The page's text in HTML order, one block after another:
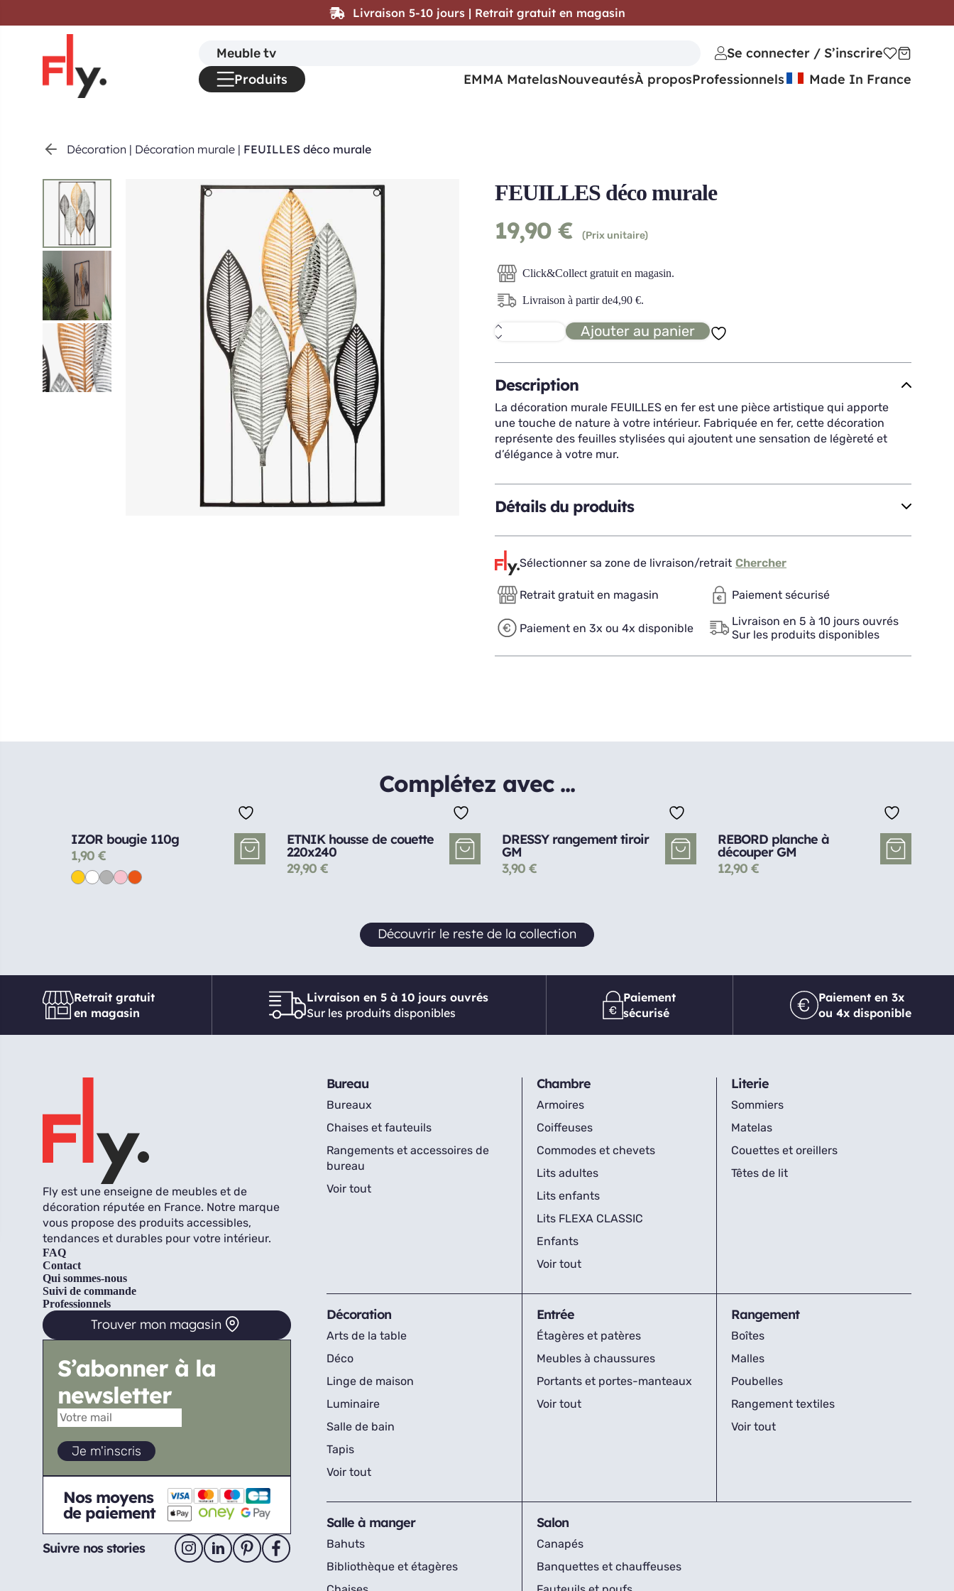
Décoration | Décoration murale | FEUILLES déco murale
FEUILLES déco murale
19,90 € (Prix unitaire)
Click&Collect gratuit en magasin.
Livraison à partir de4,90 €.
quantité
de
déco
murale
Ajouter au panier
Description
La décoration murale FEUILLES en fer est une pièce artistique qui apporte
une touche de nature à votre intérieur. Fabriquée en fer, cette décoration
représente des feuilles stylisées qui ajoutent une sensation de légèreté et
d’élégance à votre mur.
Détails du produits
Sélectionner sa zone de livraison/retrait Chercher
Retrait gratuit en magasin Paiement sécurisé
Paiement en 3x ou 4x disponible
Livraison en 5 à 10 jours ouvrés
Sur les produits disponibles
Complétez avec ...
IZOR bougie 110g
1,90 €
ETNIK housse de couette
220x240
29,90 €
DRESSY rangement tiroir
GM
3,90 €
REBORD planche à
découper GM
12,90 €
Découvrir le reste de la collection
Retrait gratuit
en magasin
Livraison en 5 à 10 jours ouvrés
Sur les produits disponibles
Paiement
sécurisé
Paiement en 3x
ou 4x disponible
Fly est une enseigne de meubles et de
décoration réputée en France. Notre marque
vous propose des produits accessibles,
tendances et durables pour votre intérieur.
FAQ
Contact
Qui sommes-nous
Suivi de commande
Professionnels
Trouver mon magasin
S’abonner à la
newsletter
Nos moyens
de paiement
Suivre nos stories
Bureau
Bureaux
Chaises et fauteuils
Rangements et accessoires de
bureau
Voir tout
Chambre
Armoires
Coiffeuses
Commodes et chevets
Lits adultes
Lits enfants
Lits FLEXA CLASSIC
Enfants
Voir tout
Literie
Sommiers
Matelas
Couettes et oreillers
Têtes de lit
Décoration
Arts de la table
Déco
Linge de maison
Luminaire
Salle de bain
Tapis
Voir tout
Entrée
Étagères et patères
Meubles à chaussures
Portants et portes-manteaux
Voir tout
Rangement
Boîtes
Malles
Poubelles
Rangement textiles
Voir tout
Salle à manger
Bahuts
Bibliothèque et étagères
Salon
Canapés
Banquettes et chauffeuses
Livraison 5-10 jours | Retrait gratuit en magasin
Search
for:
Se connecter / S’inscrire
Produits
EMMA MatelasNouveautésÀ proposProfessionnels Made In France